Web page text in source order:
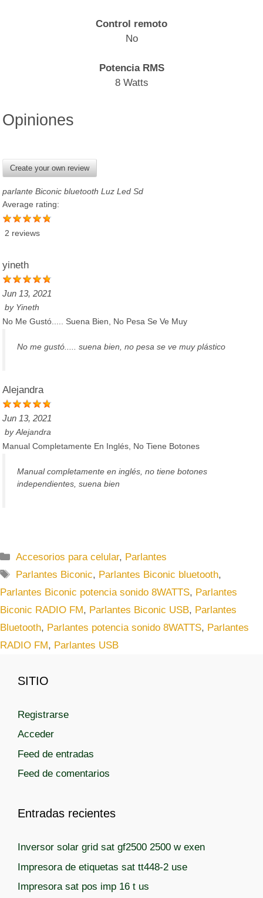
Control remoto
No
Potencia RMS
8 Watts
Opiniones
Create your own review
parlante Biconic bluetooth Luz Led Sd
Average rating:
2 reviews
yineth
Jun 13, 2021
by Yineth
No Me Gustó..... Suena Bien, No Pesa Se Ve Muy
No me gustó..... suena bien, no pesa se ve muy plástico
Alejandra
Jun 13, 2021
byAlejandra
Manual Completamente En Inglés, No Tiene Botones
Manual completamente en inglés, no tiene botones
independientes, suena bien
C
a
e
g
o
r
s
Accesorios para celular, Parlantes
E
t
q
u
e
a
Parlantes Biconic, Parlantes Biconic bluetooth,
Parlantes Biconic potencia sonido 8WATTS, Parlantes
Biconic RADIO FM, Parlantes Biconic USB, Parlantes
Bluetooth, Parlantes potencia sonido 8WATTS, Parlantes
RADIO FM, Parlantes USB
SITIO
Registrarse
Acceder
Feed de entradas
Feed de comentarios
Entradas recientes
Inversor solar grid sat gf2500 2500 w exen
Impresora de etiquetas sat tt448-2 use
Impresora sat pos imp 16 t us